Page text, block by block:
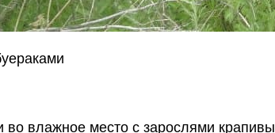
влажное место с зарослями крапивы